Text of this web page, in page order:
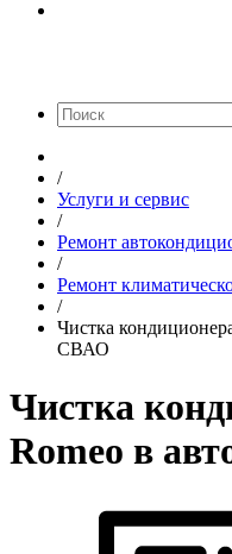
/
Услуги и сервис
/
Ремонт
/
Ремонт
/
Чистка
СВАО
Чистка
Romeo в